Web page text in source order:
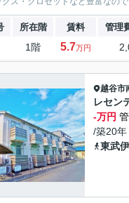
所在階 賃料 管理
1階 5.7万円
越谷市
レセン
-万円
/築20年
東武